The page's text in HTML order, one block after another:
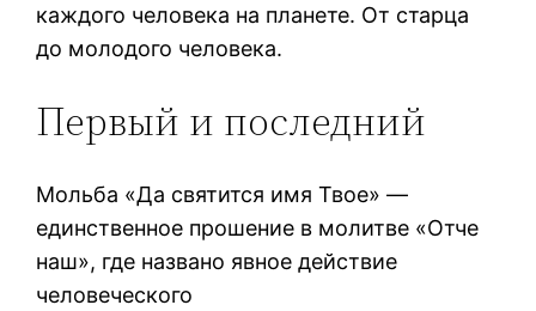
каждого человека на планете. От старца
до молодого человека.
Первый и последний
Мольба «Да святится имя Твое» —
единственное прошение в молитве «Отче
наш», где названо явное действие
человеческого